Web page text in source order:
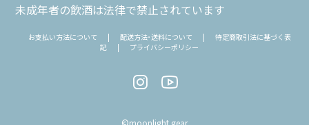
未成年者の飲酒は法律で禁止されています
お支払い方法について | 配送方法･送料について |
特定商取引法に基づく表
記
| プライバシーポリシー
©moonlight gear